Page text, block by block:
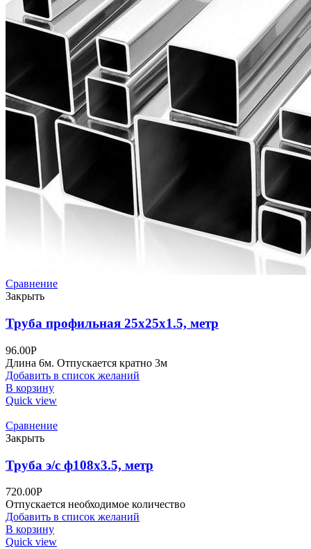
Сравнение
Закрыть
Труба профильная 25х25х1.5, метр
96.00Р
Длина 6м. Отпускается кратно 3м
Добавить в список желаний
В корзину
Quick view
Сравнение
Закрыть
Труба э/c ф108х3.5, метр
720.00Р
Отпускается необходимое количество
Добавить в список желаний
В корзину
Quick view